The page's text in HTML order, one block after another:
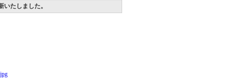
たしました。